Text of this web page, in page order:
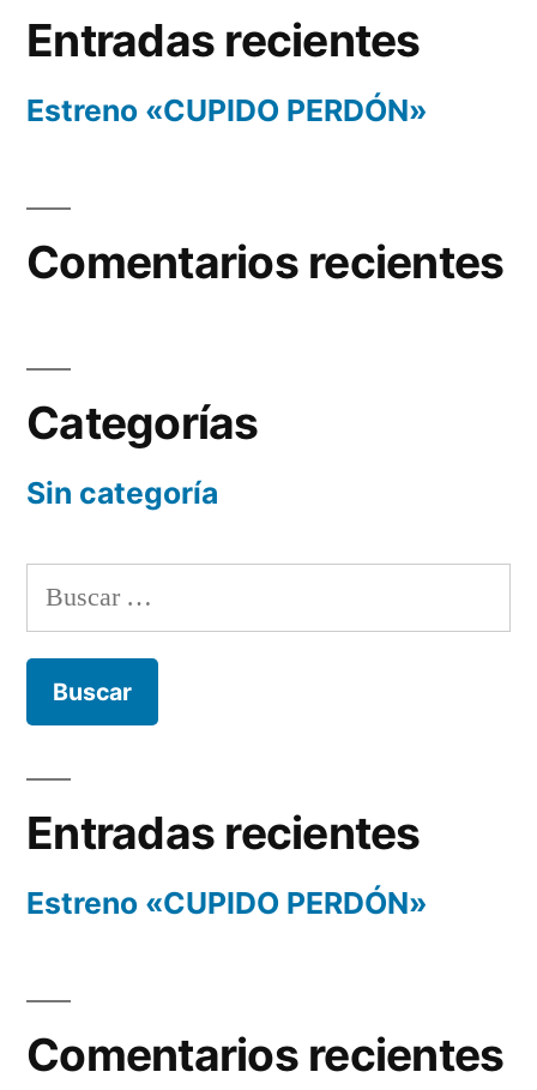
Entradas recientes
Estreno «CUPIDO PERDÓN»
Comentarios recientes
Categorías
Sin categoría
Buscar:
Entradas recientes
Estreno «CUPIDO PERDÓN»
Comentarios recientes